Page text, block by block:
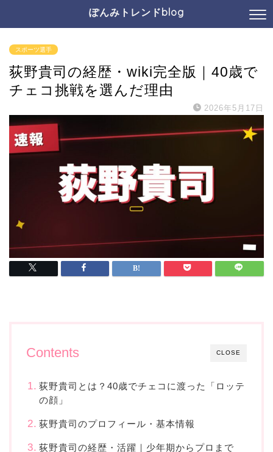
ぽんみトレンドblog
スポーツ選手
荻野貴司の経歴・wiki完全版｜40歳で
チェコ挑戦を選んだ理由
2026年5月17日
CLOSE
Contents
荻野貴司とは？40歳でチェコに渡った「ロッテ
の顔」
荻野貴司のプロフィール・基本情報
荻野貴司の経歴・活躍｜少年期からプロまで